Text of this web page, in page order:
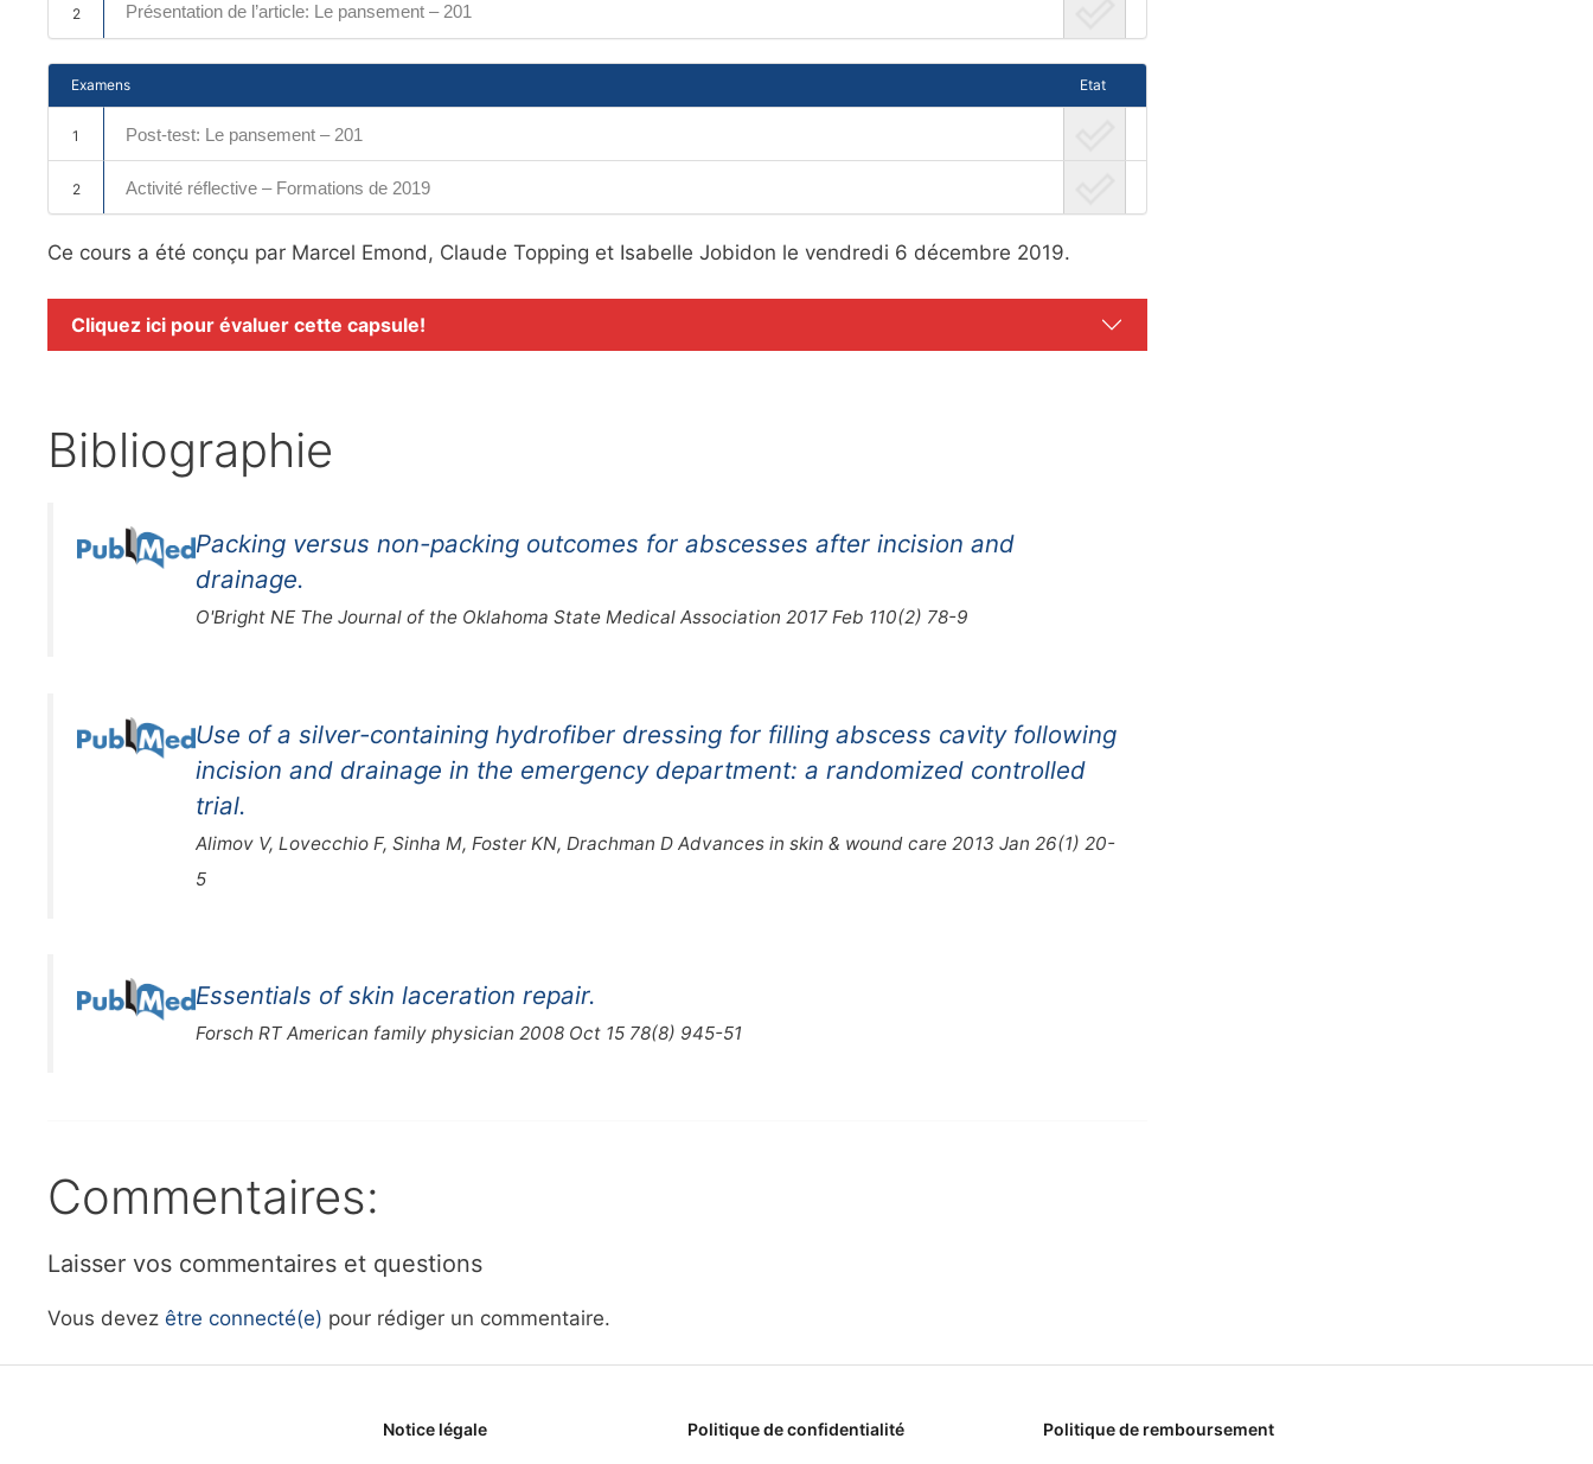
2 Présentation de l’article: Le pansement – 201
Examens Etat
1 Post-test: Le pansement – 201
2 Activité réflective – Formations de 2019
Ce cours a été conçu par Marcel Emond, Claude Topping et Isabelle Jobidon le vendredi 6 décembre 2019.
Cliquez ici pour évaluer cette capsule!
Bibliographie
Packing versus non-packing outcomes for abscesses after incision and
drainage.
O'Bright NE The Journal of the Oklahoma State Medical Association 2017 Feb 110(2) 78-9
Use of a silver-containing hydrofiber dressing for filling abscess cavity following
incision and drainage in the emergency department: a randomized controlled
trial.
Alimov V, Lovecchio F, Sinha M, Foster KN, Drachman D Advances in skin & wound care 2013 Jan 26(1) 20-
5
Essentials of skin laceration repair.
Forsch RT American family physician 2008 Oct 15 78(8) 945-51
Commentaires:
Laisser vos commentaires et questions
Vous devez être connecté(e) pour rédiger un commentaire.
Notice légale Politique de confidentialité Politique de remboursement